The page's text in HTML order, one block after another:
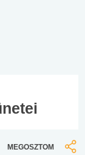
MEGOSZTOM